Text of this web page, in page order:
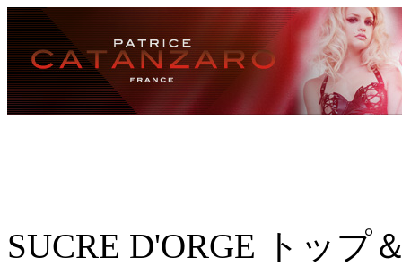
SUCRE D'ORGE トップ